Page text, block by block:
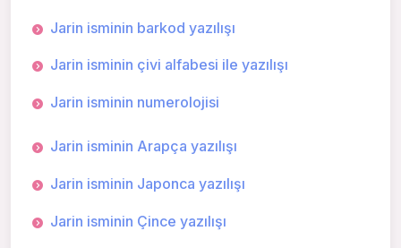
Jarin isminin barkod yazılışı
Jarin isminin çivi alfabesi ile yazılışı
Jarin isminin numerolojisi
Jarin isminin Arapça yazılışı
Jarin isminin Japonca yazılışı
Jarin isminin Çince yazılışı